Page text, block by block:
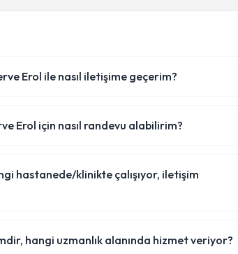
Erol ile nasıl iletişime geçerim?
Erol için nasıl randevu alabilirim?
hastanede/klinikte çalışıyor, iletişim
hangi uzmanlık alanında hizmet veriyor?